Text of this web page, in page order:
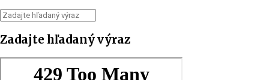
Zadajte hľadaný výraz